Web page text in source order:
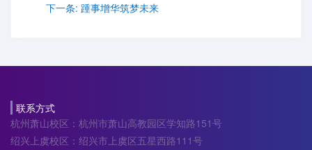
下一条: 踵事增华筑梦未来
联系方式
杭州萧山校区：杭州市萧山高教园区学知路151号
绍兴上虞校区：绍兴市上虞区五星西路111号